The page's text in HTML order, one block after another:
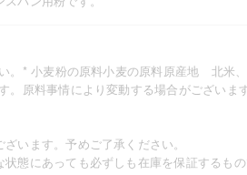
。* 小麦粉の原料小麦の原料原産地 北米
原料事情により変動する場合がございま
います。予めご了承ください。
態にあっても必ずしも在庫を保証するも